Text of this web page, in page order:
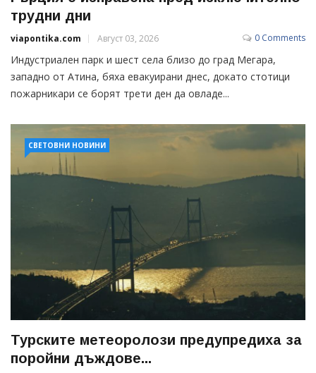
трудни дни
viapontika.com Август 03, 2026 0 Comments
Индустриален парк и шест села близо до град Мегара,
западно от Атина, бяха евакуирани днес, докато стотици
пожарникари се борят трети ден да овладе...
СВЕТОВНИ НОВИНИ
Турските метеоролози предупредиха за
поройни дъждове...